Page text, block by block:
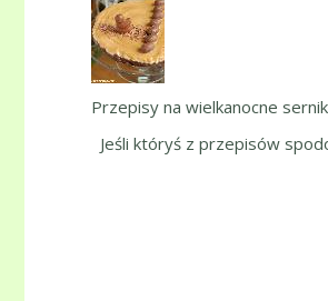
Przepisy na wielkanocne
Jeśli któryś z przepisów